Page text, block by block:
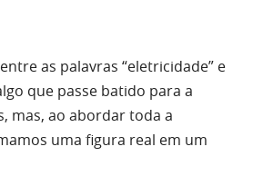
as palavras “eletricidade” e
que passe batido para a
mas, ao abordar toda a
uma figura real em um